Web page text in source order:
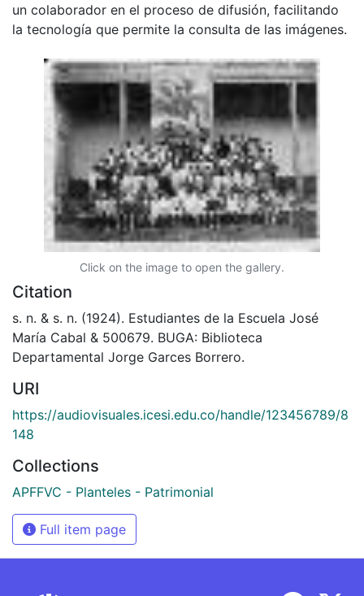
un colaborador en el proceso de difusión, facilitando
la tecnología que permite la consulta de las imágenes.
Click on the image to open the gallery.
Citation
s. n. & s. n. (1924). Estudiantes de la Escuela José
María Cabal & 500679. BUGA: Biblioteca
Departamental Jorge Garces Borrero.
URI
https://audiovisuales.icesi.edu.co/handle/123456789/8
148
Collections
APFFVC - Planteles - Patrimonial
Full item page